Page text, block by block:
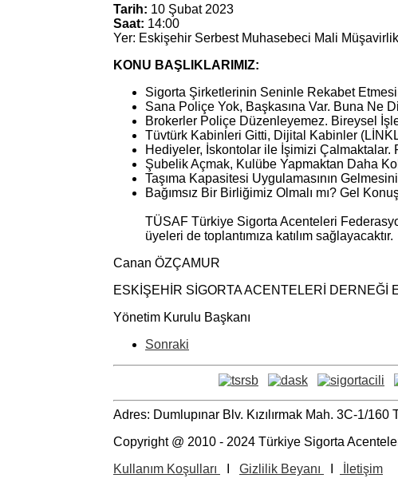
Tarih: 10 Şubat 2023
Saat: 14:00
Yer: Eskişehir Serbest Muhasebeci Mali Müşavirlik
KONU BAŞLIKLARIMIZ:
Sigorta Şirketlerinin Seninle Rekabet
Sana Poliçe Yok, Başkasına Var. Buna Ne
Brokerler Poliçe Düzenleyemez. Bireysel
Tüvtürk Kabinleri Gitti, Dijital Kabinler
Hediyeler, İskontolar ile İşimizi Çalmaktalar.
Şubelik Açmak, Kulübe Yapmaktan Daha
Taşıma Kapasitesi Uygulamasının
Bağımsız Bir Birliğimiz Olmalı mı? Gel
TÜSAF Türkiye Sigorta Acenteleri
üyeleri de toplantımıza katılım sağlayacaktır.
Canan ÖZÇAMUR
ESKİŞEHİR SİGORTA ACENTELERİ DERNEĞİ
Yönetim Kurulu Başkanı
Sonraki
Adres: Dumlupınar Blv. Kızılırmak Mah. 3C-1/
Copyright @ 2010 - 2024 Türkiye Sigorta
Kullanım Koşulları
Gizlilik Beyanı İletişim